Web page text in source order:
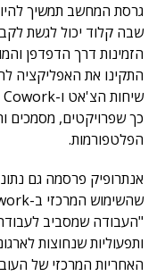
גרסת המחשב תמשיך
שבה קלוד יכול לגשת
הזמינות דרך הדפדפן
כך שפרויקטים, מסמכים
הפלטפורמות.
אנתרופיק פרסמה גם
"העבודה שמסביב
ותפעוליות שנחוצות
האחריות המרכזי של